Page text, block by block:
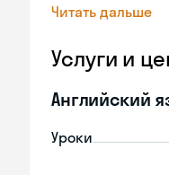
Читать дальше
Услуги и
Английский
Уроки